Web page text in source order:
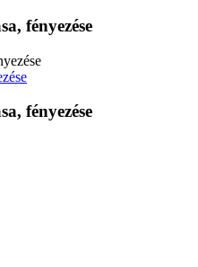
fényezése
fényezése